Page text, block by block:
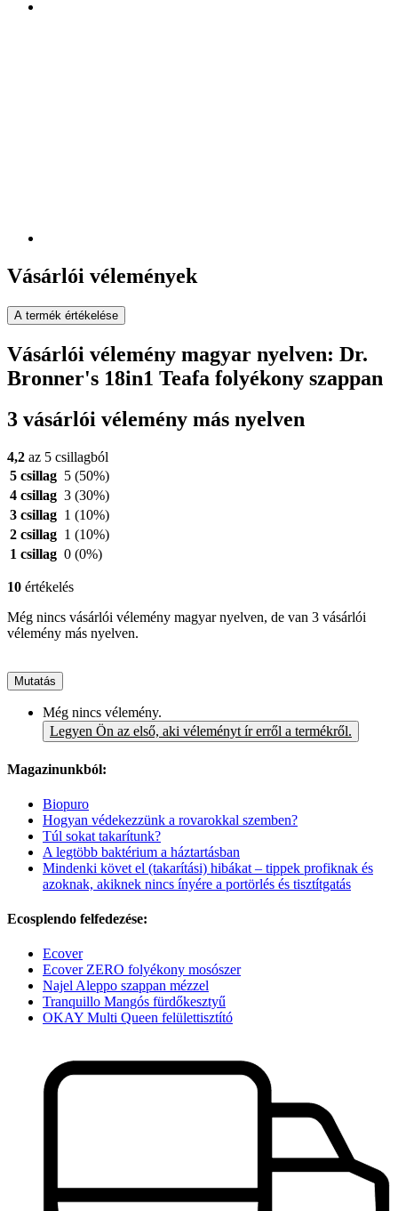
Vásárlói vélemények
A termék értékelése
Vásárlói vélemény magyar nyelven: Dr.
Bronner's 18in1 Teafa folyékony szappan
3 vásárlói vélemény más nyelven
4,2 az 5 csillagból
5 csillag 5 (50%)
4 csillag 3 (30%)
3 csillag 1 (10%)
2 csillag 1 (10%)
1 csillag 0 (0%)
10 értékelés
Még nincs vásárlói vélemény magyar nyelven, de van 3 vásárlói
vélemény más nyelven.
Mutatás
Még nincs vélemény.
Legyen Ön az első, aki véleményt ír erről a termékről.
Magazinunkból:
Biopuro
Hogyan védekezzünk a rovarokkal szemben?
Túl sokat takarítunk?
A legtöbb baktérium a háztartásban
Mindenki követ el (takarítási) hibákat – tippek profiknak és
azoknak, akiknek nincs ínyére a portörlés és tisztítgatás
Ecosplendo felfedezése:
Ecover
Ecover ZERO folyékony mosószer
Najel Aleppo szappan mézzel
Tranquillo Mangós fürdőkesztyű
OKAY Multi Queen felülettisztító